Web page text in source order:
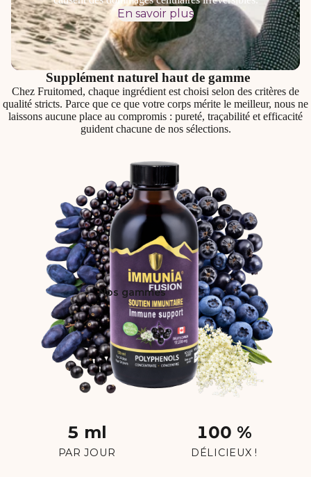
Nos gammes
En savoir plus
Supplément naturel haut de gamme
Chez Fruitomed, chaque ingrédient est choisi selon des critères de
qualité stricts. Parce que ce que votre corps mérite le meilleur, nous ne
laissons aucune place au compromis : pureté, traçabilité et efficacité
guident chacune de nos sélections.
5 ml
PAR JOUR
100 %
DÉLICIEUX !